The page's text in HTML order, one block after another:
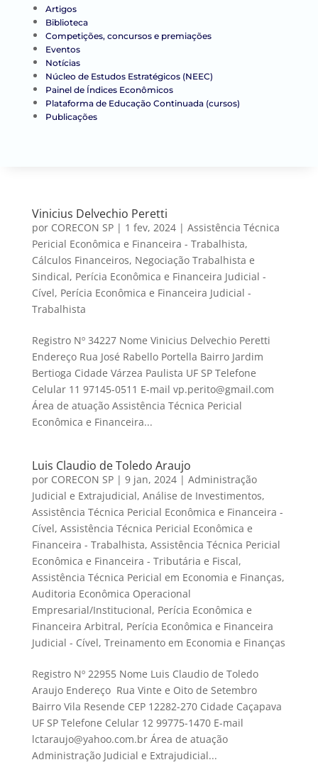
Artigos
Biblioteca
Competições, concursos e premiações
Eventos
Notícias
Núcleo de Estudos Estratégicos (NEEC)
Painel de Índices Econômicos
Plataforma de Educação Continuada (cursos)
Publicações
Vinicius Delvechio Peretti
por CORECON SP| 1 fev, 2024| Assistência Técnica
Pericial Econômica e Financeira - Trabalhista,
Cálculos Financeiros, Negociação Trabalhista e
Sindical, Perícia Econômica e Financeira Judicial -
Cível, Perícia Econômica e Financeira Judicial -
Trabalhista
Registro Nº 34227 Nome Vinicius Delvechio Peretti
Endereço Rua José Rabello Portella Bairro Jardim
Bertioga Cidade Várzea Paulista UF SP Telefone
Celular 11 97145-0511 E-mail vp.perito@gmail.com
Área de atuação Assistência Técnica Pericial
Econômica e Financeira...
Luis Claudio de Toledo Araujo
por CORECON SP| 9 jan, 2024| Administração
Judicial e Extrajudicial, Análise de Investimentos,
Assistência Técnica Pericial Econômica e Financeira -
Cível, Assistência Técnica Pericial Econômica e
Financeira - Trabalhista, Assistência Técnica Pericial
Econômica e Financeira - Tributária e Fiscal,
Assistência Técnica Pericial em Economia e Finanças,
Auditoria Econômica Operacional
Empresarial/Institucional, Perícia Econômica e
Financeira Arbitral, Perícia Econômica e Financeira
Judicial - Cível, Treinamento em Economia e Finanças
Registro Nº 22955 Nome Luis Claudio de Toledo
Araujo Endereço Rua Vinte e Oito de Setembro
Bairro Vila Resende CEP 12282-270 Cidade Caçapava
UF SP Telefone Celular 12 99775-1470 E-mail
lctaraujo@yahoo.com.br Área de atuação
Administração Judicial e Extrajudicial...